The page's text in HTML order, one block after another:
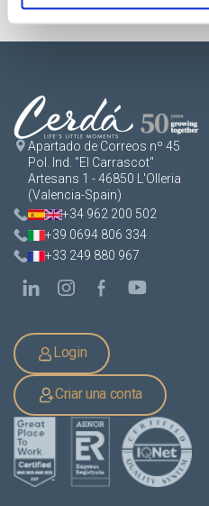
Apartado de Correos nº 45
Pol. Ind. "El Carrascot"
Artesans 1 - 46850 L'Olleria
(Valencia-Spain)
+34 962 200 502
+39 0694 806 334
+33 249 880 967
Login
Criar una conta